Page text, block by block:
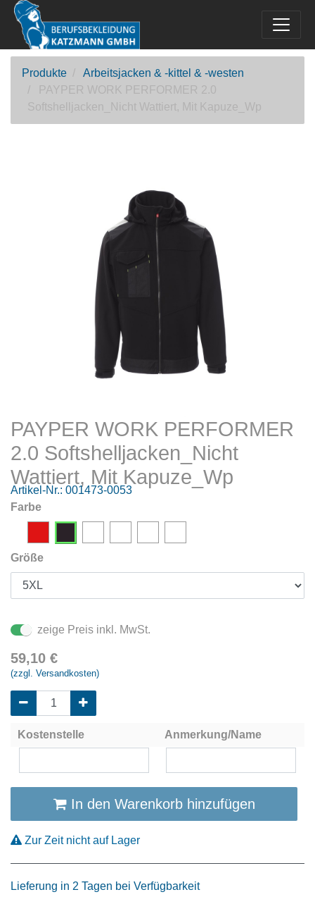
Produkte
Arbeitsjacken & -kittel & -westen
PAYPER WORK PERFORMER 2.0
Softshelljacken_Nicht Wattiert, Mit Kapuze_Wp
PAYPER WORK PERFORMER
2.0 Softshelljacken_Nicht
Wattiert, Mit Kapuze_Wp
Artikel-Nr.: 001473-0053
Farbe
Größe
zeige Preis inkl. MwSt.
59,10 €
(zzgl. Versandkosten)
Kostenstelle Anmerkung/Name
In den Warenkorb hinzufügen
Zur Zeit nicht auf Lager
Lieferung in 2 Tagen bei Verfügbarkeit